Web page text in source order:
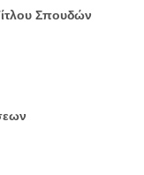
Σπουδών